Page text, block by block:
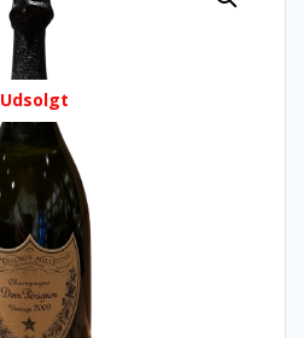
Udsolgt